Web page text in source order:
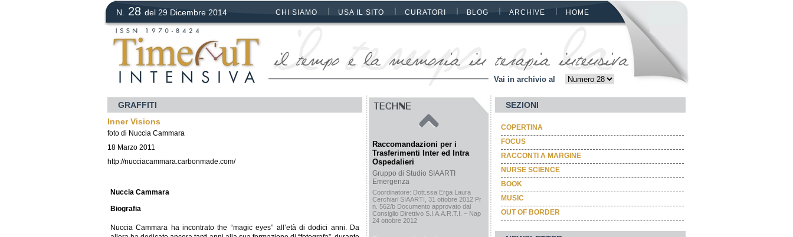
N. 28 del 29 Dicembre 2014 CHI SIAMO USA IL SITO CURATORI BLOG ARCHIVE HOME
Vai in archivio al
GRAFFITI
Inner Visions
foto di Nuccia Cammara
18 Marzo 2011
http://nucciacammara.carbonmade.com/
Nuccia Cammara
Biografia
Nuccia Cammara ha incontrato the “magic eyes” all’età di dodici anni. Da
Raccomandazioni per i
Trasferimenti Inter ed Intra
Ospedalieri
Gruppo di Studio SIAARTI
Emergenza
Coordinatore: Dott.ssa Erga Laura
Cerchiari SIAARTI, 31 ottobre 2012 Prot.
n. 562/b Documento approvato dal
Consiglio Direttivo S.I.A.A.R.T.I. – Napoli,
24 ottobre 2012
SEZIONI
COPERTINA
FOCUS
RACCONTI A MARGINE
NURSE SCIENCE
BOOK
MUSIC
OUT OF BORDER